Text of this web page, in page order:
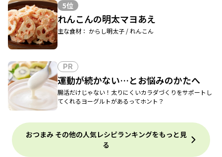
5位
れんこんの明太マヨあえ
主な食材： からし明太子 / れんこん
PR
運動が続かない…とお悩みのかたへ
腸活だけじゃない！太りにくいカラダづくりをサポートし
てくれるヨーグルトがあるってホント？
おつまみ その他の人気レシピランキングをもっと見
る